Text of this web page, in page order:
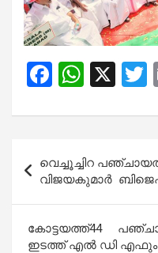
F
ce
o
o
k
W
at
s
A
p
p
X
navigation
വെച്ചൂച്ചിറ
വിജയകുമാർ
കോട്ടയത്ത്44
ഇടത്ത് എൽ ഡി എഫും